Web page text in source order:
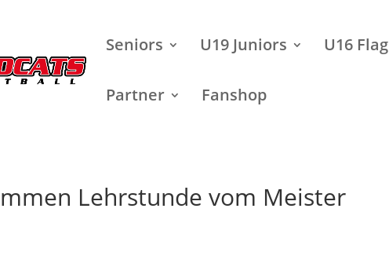
Seniors U19 Juniors U16 Flag
Partner Fanshop
Lehrstunde vom Meister